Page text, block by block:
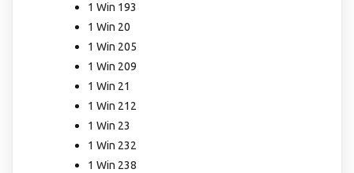
1 Win 193
1 Win 20
1 Win 205
1 Win 209
1 Win 21
1 Win 212
1 Win 23
1 Win 232
1 Win 238